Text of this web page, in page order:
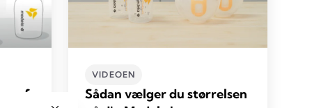
af
VIDEOEN
Sådan vælger du størrelsen